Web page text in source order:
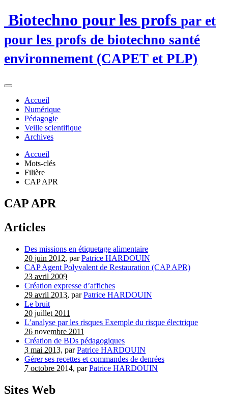
Biotechno pour les profs par et
pour les profs de biotechno santé
environnement (CAPET et PLP)
Accueil
Numérique
Pédagogie
Veille scientifique
Archives
Accueil
Mots-clés
Filière
CAP APR
CAP APR
Articles
Des missions en étiquetage alimentaire
20 juin 2012, parPatrice HARDOUIN
CAP Agent Polyvalent de Restauration (CAP APR)
23 avril 2009
Création expresse d’affiches
29 avril 2013, parPatrice HARDOUIN
Le bruit
20 juillet 2011
L’analyse par les risques Exemple du risque électrique
26 novembre 2011
Création de BDs pédagogiques
3 mai 2013, parPatrice HARDOUIN
Gérer ses recettes et commandes de denrées
7 octobre 2014, parPatrice HARDOUIN
Sites Web